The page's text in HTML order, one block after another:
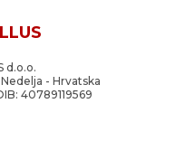
d.o.o.
Nedelja - Hrvatska
40789119569